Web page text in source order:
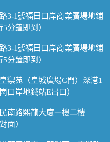
3-1號福田口岸商業廣場地鋪
分鐘即到）
3-1號福田口岸商業廣場地鋪
分鐘即到）
禦苑（皇城廣場C門）深港1
口岸地鐵站E出口）
南路熙龍大廈一樓二樓
面）